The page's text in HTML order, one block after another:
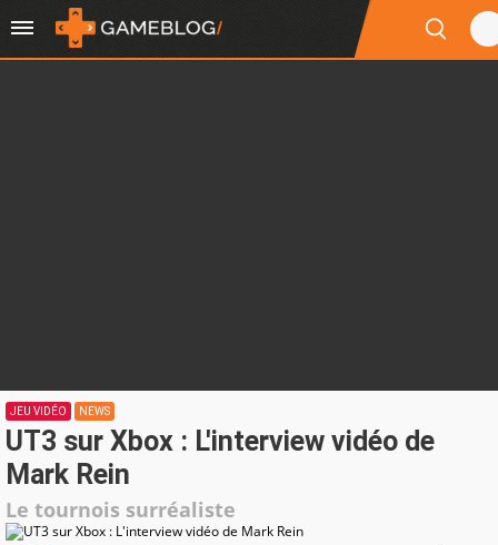
JEU VIDÉO NEWS
UT3 sur Xbox : L'interview vidéo de
Mark Rein
Le tournois surréaliste